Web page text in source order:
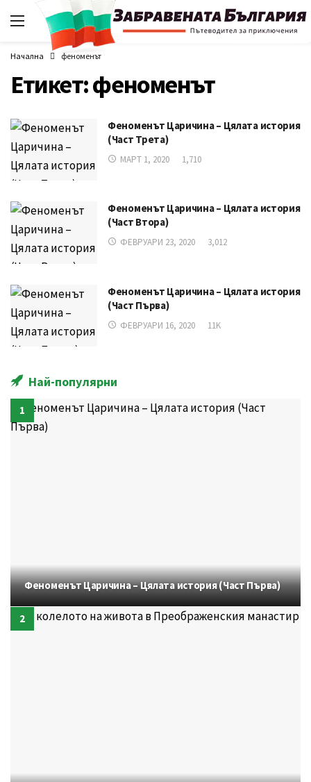
Начална феноменът
Етикет:феноменът
Феноменът Царичина – Цялата история
(Част Трета)
МАРТ 1, 2020 1,710
Феноменът Царичина – Цялата история
(Част Втора)
ФЕВРУАРИ 23, 2020 3,012
Феноменът Царичина – Цялата история
(Част Първа)
ФЕВРУАРИ 16, 2020 11K
Най-популярни
Феноменът Царичина – Цялата история (Част Първа)